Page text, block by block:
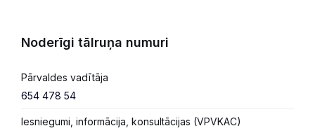
Noderīgi tālruņa numuri
Pārvaldes vadītāja
654 478 54
Iesniegumi, informācija, konsultācijas (VPVKAC)